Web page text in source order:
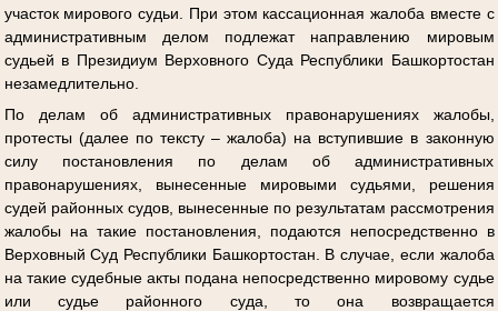
участок мирового судьи. При этом кассационная жалоба вместе с
административным делом подлежат направлению мировым
судьей в Президиум Верховного Суда Республики Башкортостан
незамедлительно.
По делам об административных правонарушениях жалобы,
протесты (далее по тексту – жалоба) на вступившие в законную
силу постановления по делам об административных
правонарушениях, вынесенные мировыми судьями, решения
судей районных судов, вынесенные по результатам рассмотрения
жалобы на такие постановления, подаются непосредственно в
Верховный Суд Республики Башкортостан. В случае, если жалоба
на такие судебные акты подана непосредственно мировому судье
или судье районного суда, то она возвращается